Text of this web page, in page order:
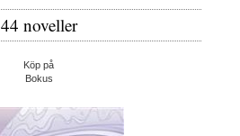
44 noveller
Köp på
Bokus